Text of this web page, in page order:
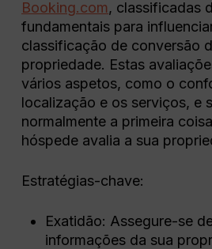
Booking.com, classificadas
fundamentais para
classificação de conversão
propriedade. Estas
vários aspetos, como o
localização e os serviços, e
normalmente a primeira
hóspede avalia a sua
Estratégias-chave:
Exatidão: Assegure-se
informações da sua